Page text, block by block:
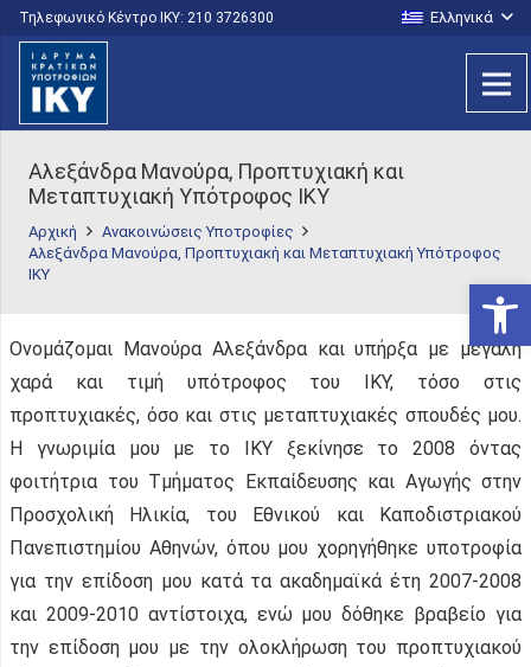
Τηλεφωνικό Κέντρο IKY: 210 3726300 Ελληνικά
Αλεξάνδρα Μανούρα, Προπτυχιακή και
Μεταπτυχιακή Υπότροφος ΙΚΥ
Αρχική
Ανακοινώσεις Υποτροφίες
Αλεξάνδρα Μανούρα, Προπτυχιακή και Μεταπτυχιακή Υπότροφος
ΙΚΥ
Ονομάζομαι Μανούρα Αλεξάνδρα και υπήρξα με μεγάλη
χαρά και τιμή υπότροφος του ΙΚΥ, τόσο στις
προπτυχιακές, όσο και στις μεταπτυχιακές σπουδές μου.
Η γνωριμία μου με το ΙΚΥ ξεκίνησε το 2008 όντας
φοιτήτρια του Τμήματος Εκπαίδευσης και Αγωγής στην
Προσχολική Ηλικία, του Εθνικού και Καποδιστριακού
Πανεπιστημίου Αθηνών, όπου μου χορηγήθηκε υποτροφία
για την επίδοση μου κατά τα ακαδημαϊκά έτη 2007-2008
και 2009-2010 αντίστοιχα, ενώ μου δόθηκε βραβείο για
την επίδοση μου με την ολοκλήρωση του προπτυχιακού